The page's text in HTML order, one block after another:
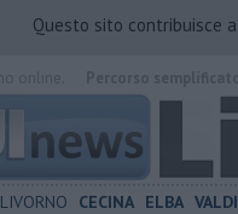
Questo sito contribuisce
LIVORNO CECINA ELBA